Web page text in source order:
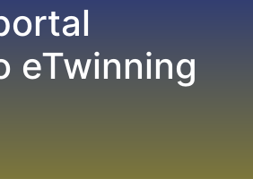
eTwinning